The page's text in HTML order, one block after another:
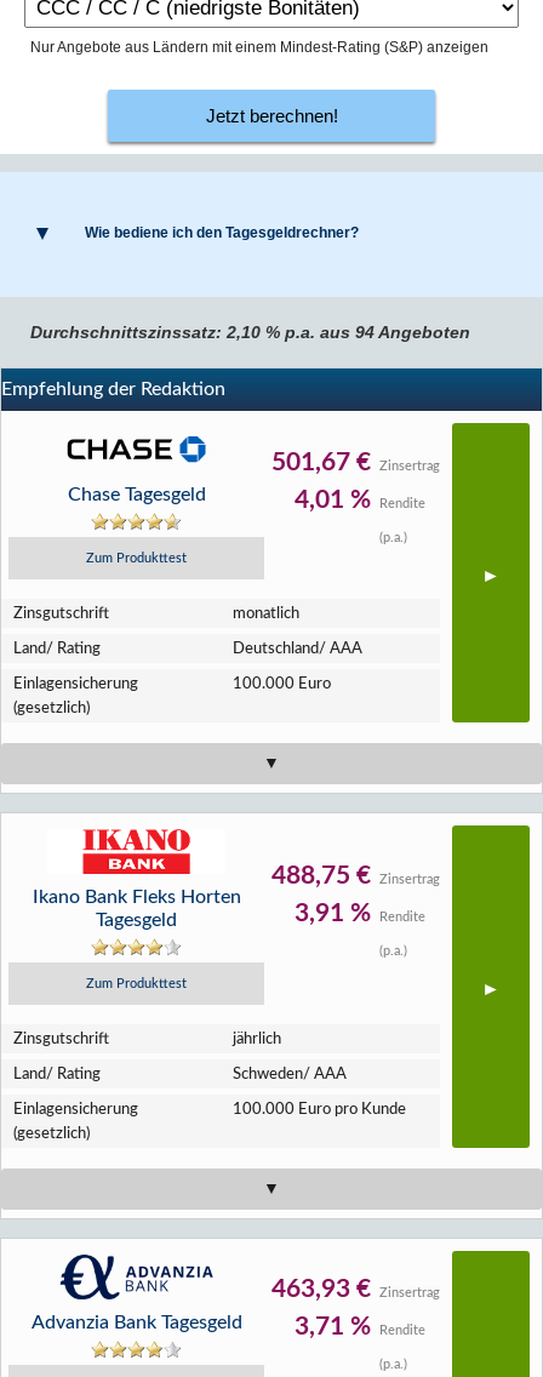
Nur Angebote aus Ländern mit einem Mindest-Rating (S&P) anzeigen
Jetzt berechnen!
Wie bediene ich den Tagesgeldrechner?
Durchschnittszinssatz: 2,10 % p.a. aus 94 Angeboten
Empfehlung der Redaktion
Chase Tagesgeld
Zum Produkttest
501,67 € Zinsertrag
4,01 % Rendite
(p.a.)
Zins­gutschrift monatlich
Land/ Rating Deutschland/ AAA
Einlagen­sicherung
(gesetzlich)
100.000 Euro
Ikano Bank Fleks Horten
Tagesgeld
Zum Produkttest
488,75 € Zinsertrag
3,91 % Rendite
(p.a.)
Zins­gutschrift jährlich
Land/ Rating Schweden/ AAA
Einlagen­sicherung
(gesetzlich)
100.000 Euro pro Kunde
Advanzia Bank Tagesgeld
463,93 € Zinsertrag
3,71 % Rendite
(p.a.)